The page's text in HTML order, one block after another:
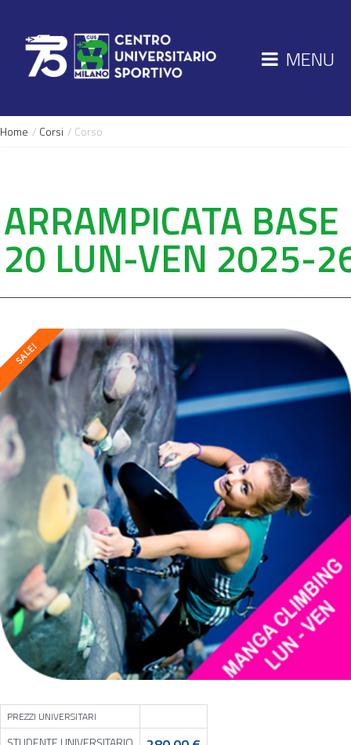
MENU
Home / Corsi / Corso
ARRAMPICATA BASE
20 LUN-VEN 2025-
PREZZI UNIVERSITARI